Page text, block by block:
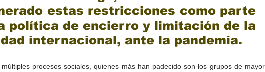
estas restricciones como parte
política de encierro y limitación de la
internacional, ante la pandemia.
procesos sociales, quienes más han padecido son los grupos de mayor